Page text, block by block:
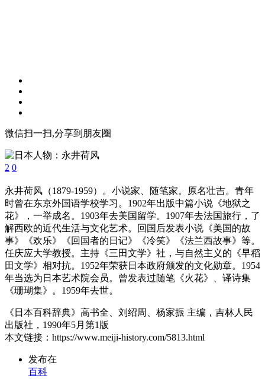
微信扫一扫,分享到朋友圈
2 0
永井荷风（1879-1959）。小说家、随笔家。原名壮吉。青年
时曾在东京外国语学校学习。1902年出版中篇小说《地狱之
花》，一举成名。1903年去美国留学。1907年去法国旅行，了
解西欧的近代生活与文化艺术。回国后发表小说《美国的故
事》《欢乐》《回国者的日记》《冷笑》《法兰西故事》等。
任庆应大学教授。主持《三田文学》社，与自然主义的《早稻
田文学》相对抗。1952年荣获日本政府颁发的文化勋章。1954
年当选为日本艺术院会员。曾发表过随笔《火花》、译诗集
《珊瑚集》。1959年去世。
《日本百科辞典》高书全、刘绍周、杨家振 主编，吉林人民
出版社，1990年5月第1版
本文链接：https://www.meiji-history.com/5813.html
发布在
百科